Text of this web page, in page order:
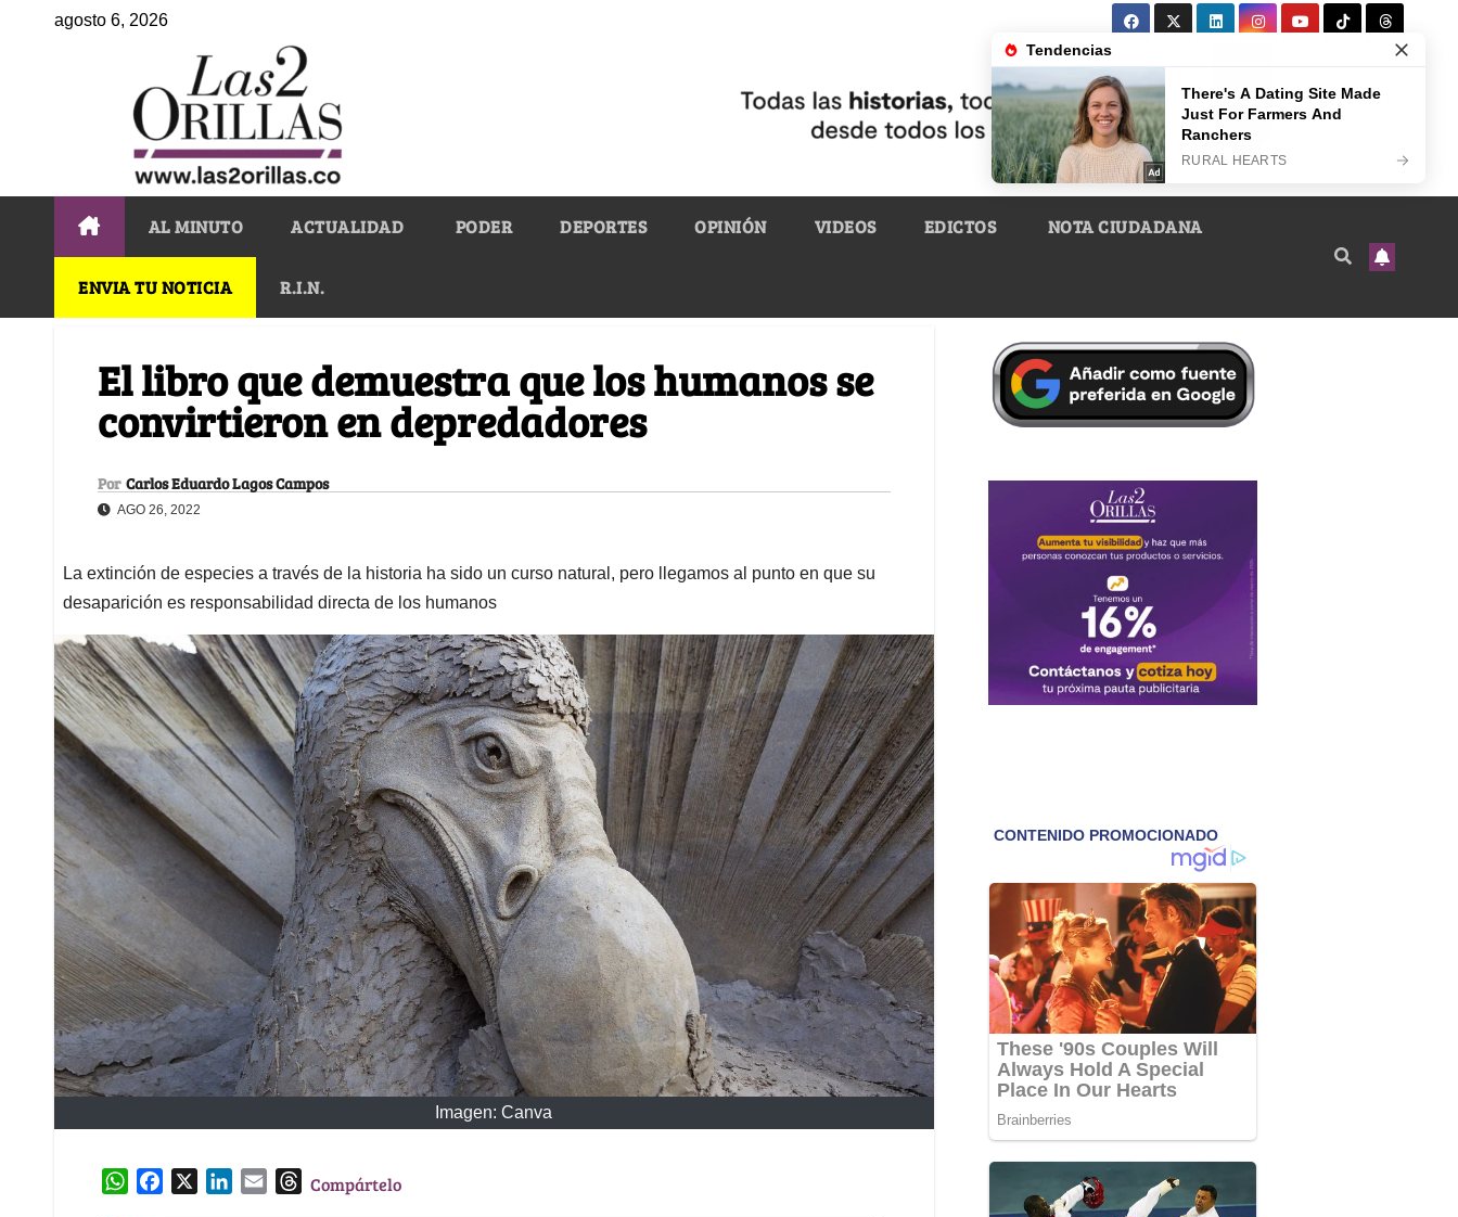
agosto 6, 2026
AL MINUTO ACTUALIDAD PODER DEPORTES OPINIÓN VIDEOS EDICTOS NOTA CIUDADANA
ENVIA TU NOTICIA R.I.N.
El libro que demuestra que los humanos se
convirtieron en depredadores
Por Carlos Eduardo Lagos Campos
AGO 26, 2022
La extinción de especies a través de la historia ha sido un curso natural, pero llegamos al punto en que su
desaparición es responsabilidad directa de los humanos
Imagen: Canva
W
TCompártelo